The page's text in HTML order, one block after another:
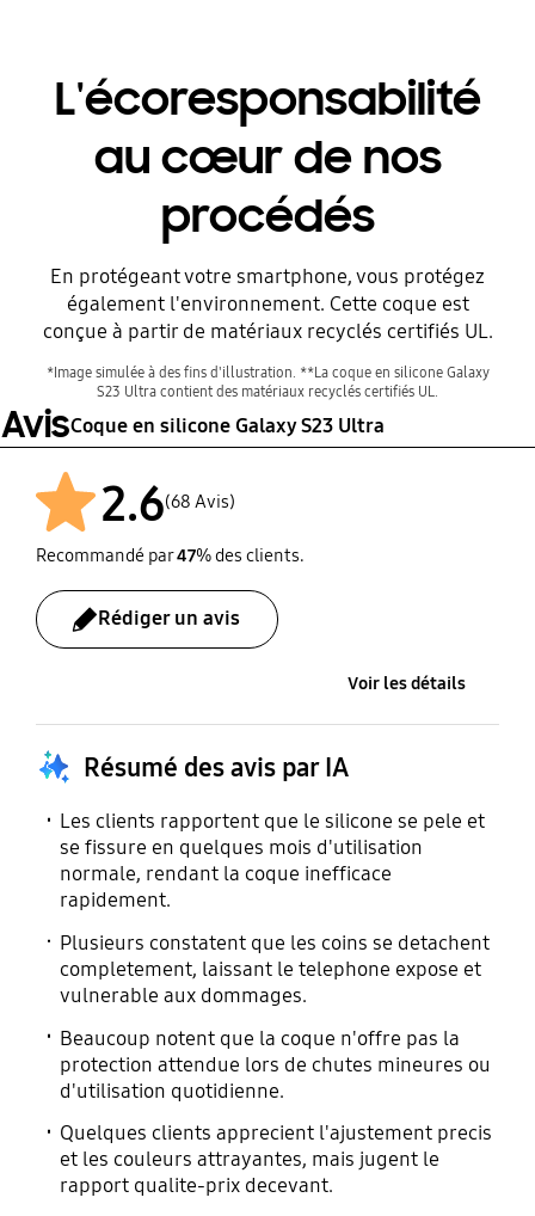
L'écoresponsabilité
au cœur de nos
procédés
En protégeant votre smartphone, vous protégez
également l'environnement. Cette coque est
conçue à partir de matériaux recyclés certifiés UL.
*Image simulée à des fins d'illustration. **La coque en silicone Galaxy
S23 Ultra contient des matériaux recyclés certifiés UL.
AvisCoque en silicone Galaxy S23 Ultra
2.6(68 Avis)
Recommandé par47% des clients.
Rédiger un avis
Voir les détails
Résumé des avis par IA
Les clients rapportent que le silicone se pele et
se fissure en quelques mois d'utilisation
normale, rendant la coque inefficace
rapidement.
Plusieurs constatent que les coins se detachent
completement, laissant le telephone expose et
vulnerable aux dommages.
Beaucoup notent que la coque n'offre pas la
protection attendue lors de chutes mineures ou
d'utilisation quotidienne.
Quelques clients apprecient l'ajustement precis
et les couleurs attrayantes, mais jugent le
rapport qualite-prix decevant.